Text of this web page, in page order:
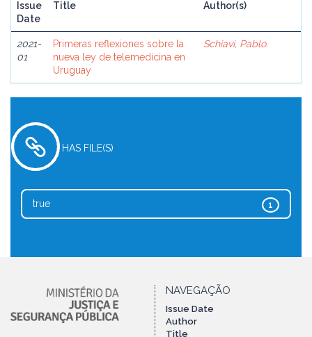
Issue
Date
Title Author(s)
2021-
01
Primeras reflexiones sobre la
nueva ley de telemedicina en
Uruguay
Schiavi, Pablo.
HAS FILE(S)
1
true
NAVEGAÇÃO
Issue Date
Author
Title